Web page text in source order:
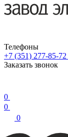
Телефоны
+7 (351) 277-85-72
Заказать звонок
0
0
0